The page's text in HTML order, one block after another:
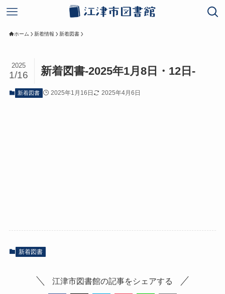
ホーム 新着情報 新着図書
新着図書-2025年1月8日・12日-
2025
1/16
新着図書 2025年1月16日 2025年4月6日
新着図書
江津市図書館の記事をシェアする